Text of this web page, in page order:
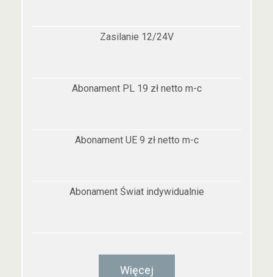
Zasilanie 12/24V
Abonament PL 19 zł netto m-c
Abonament UE 9 zł netto m-c
Abonament Świat indywidualnie
Więcej